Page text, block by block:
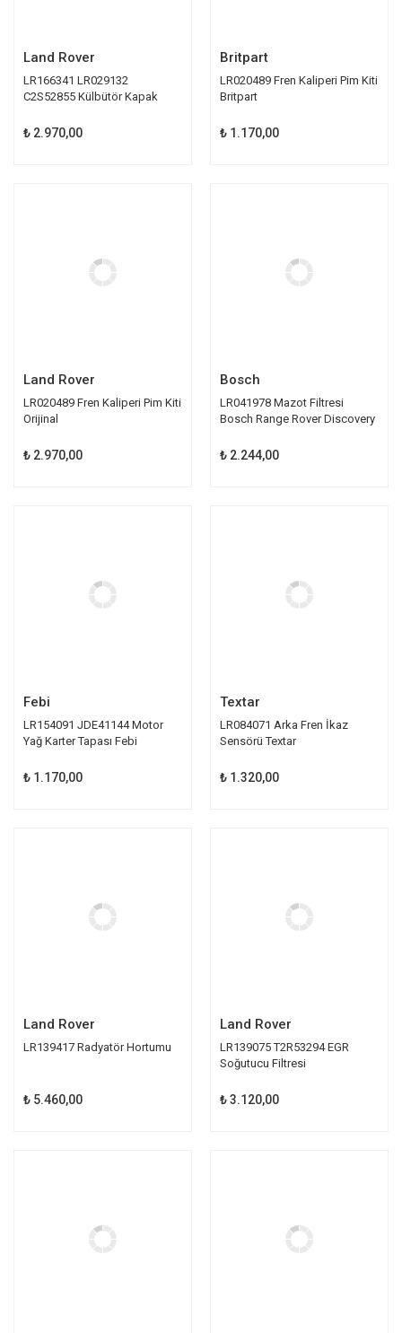
Land Rover
LR166341 LR029132
C2S52855 Külbütör Kapak
₺ 2.970,00
Britpart
LR020489 Fren Kaliperi Pim Kiti
Britpart
₺ 1.170,00
Land Rover
LR020489 Fren Kaliperi Pim Kiti
Orijinal
₺ 2.970,00
Bosch
LR041978 Mazot Filtresi
Bosch Range Rover Discovery
₺ 2.244,00
Febi
LR154091 JDE41144 Motor
Yağ Karter Tapası Febi
₺ 1.170,00
Textar
LR084071 Arka Fren İkaz
Sensörü Textar
₺ 1.320,00
Land Rover
LR139417 Radyatör Hortumu
₺ 5.460,00
Land Rover
LR139075 T2R53294 EGR
Soğutucu Filtresi
₺ 3.120,00